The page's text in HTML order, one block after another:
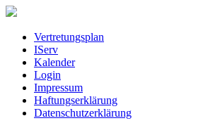
Vertretungsplan
IServ
Kalender
Login
Impressum
Haftungserklärung
Datenschutzerklärung